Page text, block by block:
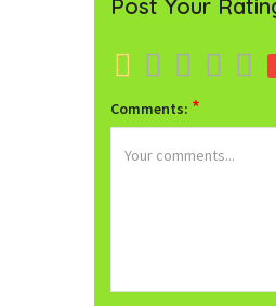
Post Your
Comments: *